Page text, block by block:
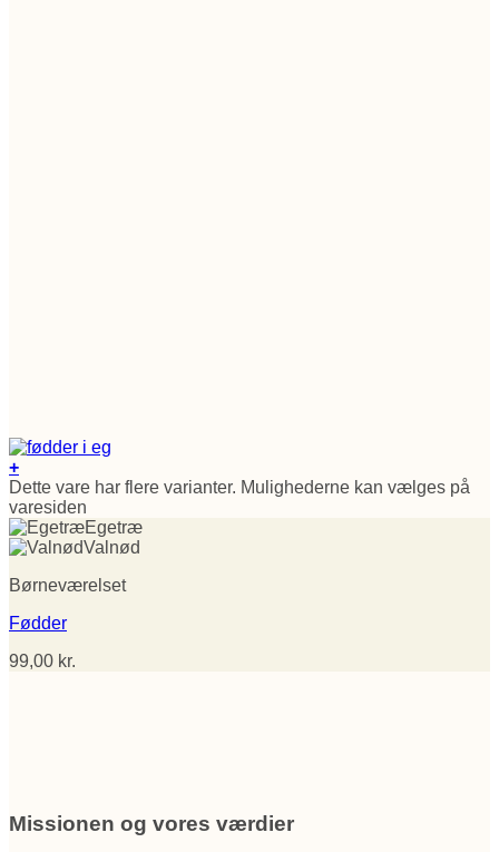
+
Dette vare har flere varianter. Mulighederne kan vælges på
varesiden
Egetræ
Valnød
Børneværelset
Fødder
99,00 kr.
Missionen og vores værdier